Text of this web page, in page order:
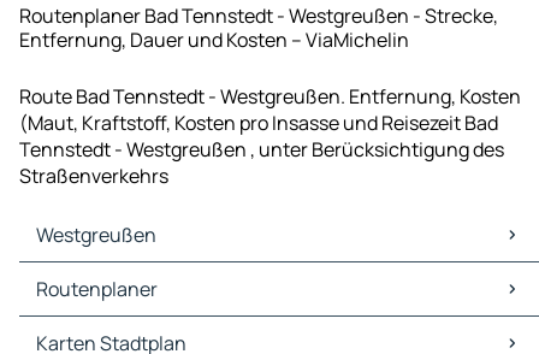
Routenplaner Bad Tennstedt - Westgreußen - Strecke,
Entfernung, Dauer und Kosten – ViaMichelin
Route Bad Tennstedt - Westgreußen. Entfernung, Kosten
(Maut, Kraftstoff, Kosten pro Insasse und Reisezeit Bad
Tennstedt - Westgreußen , unter Berücksichtigung des
Straßenverkehrs
Westgreußen
Westgreußen Karten Stadtplan
Westgreußen Verkehr
Westgreußen Hotels
Routenplaner
Routenplaner Westgreußen - Sondershausen
Karten Stadtplan